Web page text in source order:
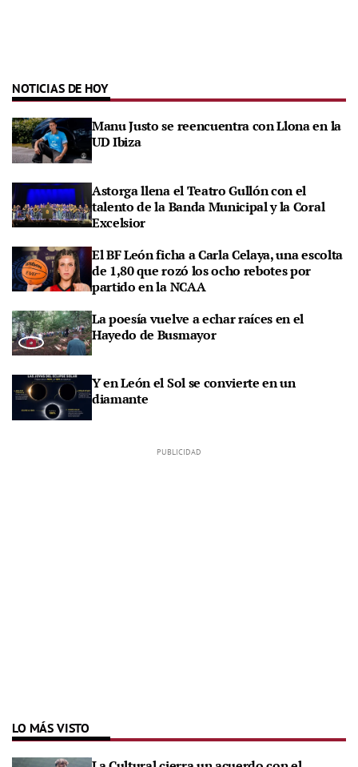
NOTICIAS DE HOY
Manu Justo se reencuentra con Llona en la
UD Ibiza
Astorga llena el Teatro Gullón con el
talento de la Banda Municipal y la Coral
Excelsior
El BF León ficha a Carla Celaya, una escolta
de 1,80 que rozó los ocho rebotes por
partido en la NCAA
La poesía vuelve a echar raíces en el
Hayedo de Busmayor
Y en León el Sol se convierte en un
diamante
LO MÁS VISTO